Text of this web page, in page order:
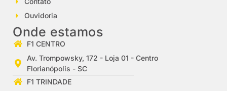
Ouvidoria
Onde estamos
F1 CENTRO
Av. Trompowsky, 172 - Loja 01 - Centro
Florianópolis - SC
F1 TRINDADE